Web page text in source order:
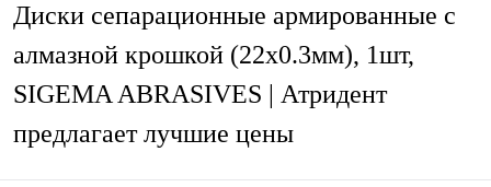
Диски сепарационные армированные с
алмазной крошкой (22х0.3мм), 1шт,
SIGEMA ABRASIVES | Атридент
предлагает лучшие цены